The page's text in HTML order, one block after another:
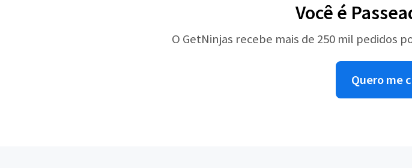
Você é
O GetNinjas recebe mais de 250 mil pedidos
Quero me